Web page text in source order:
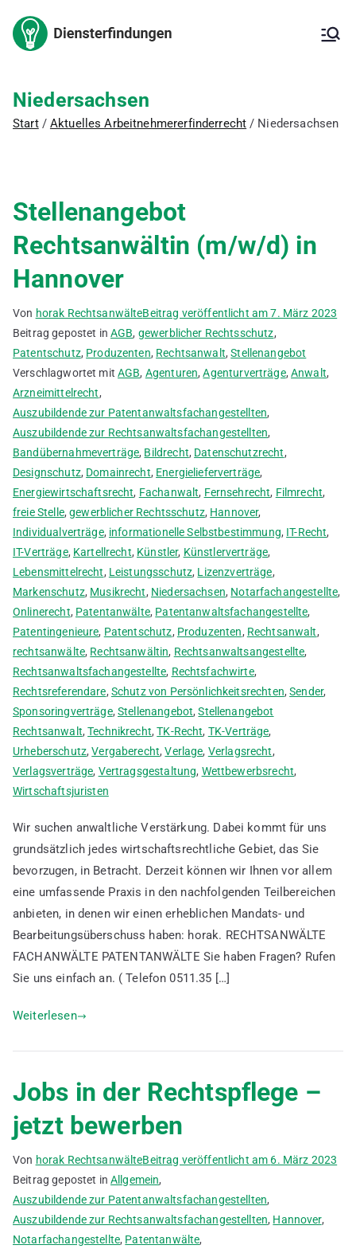
Inhalt
springen
Arbeitnehm
– Kanzlei
Arbeitnehmererfinderrech
Inanspruchnahme der
Vergütung,
Betriebsgeheimnis,
Verbesserungsvorschläge,
europäisches Patent,
internationales Patent,
Gebrauchsmuster
Niedersachsen
Start Aktuelles Arbeitnehmererfinderrecht Niedersachsen
Stellenangebot
Rechtsanwältin (m/w/d) in
Hannover
Von horak RechtsanwälteBeitrag veröffentlicht am7. März 2023
Beitrag gepostet inAGB, gewerblicher Rechtsschutz,
Patentschutz, Produzenten, Rechtsanwalt,Stellenangebot
Verschlagwortet mitAGB, Agenturen,Agenturverträge,Anwalt,
Arzneimittelrecht,
Auszubildende zur Patentanwaltsfachangestellten,
Auszubildende zur Rechtsanwaltsfachangestellten,
Bandübernahmeverträge, Bildrecht, Datenschutzrecht,
Designschutz, Domainrecht, Energielieferverträge,
Energiewirtschaftsrecht, Fachanwalt, Fernsehrecht, Filmrecht,
freie Stelle,gewerblicher Rechtsschutz, Hannover,
Individualverträge, informationelle Selbstbestimmung, IT-Recht,
IT-Verträge, Kartellrecht, Künstler, Künstlerverträge,
Lebensmittelrecht, Leistungsschutz, Lizenzverträge,
Markenschutz, Musikrecht, Niedersachsen, Notarfachangestellte,
Onlinerecht, Patentanwälte, Patentanwaltsfachangestellte,
Patentingenieure, Patentschutz, Produzenten, Rechtsanwalt,
rechtsanwälte, Rechtsanwältin, Rechtsanwaltsangestellte,
Rechtsanwaltsfachangestellte, Rechtsfachwirte,
Rechtsreferendare, Schutz von Persönlichkeitsrechten,Sender,
Sponsoringverträge,Stellenangebot,Stellenangebot
Rechtsanwalt,Technikrecht,TK-Recht, TK-Verträge,
Urheberschutz,Vergaberecht,Verlage, Verlagsrecht,
Verlagsverträge, Vertragsgestaltung, Wettbewerbsrecht,
Wirtschaftsjuristen
Wir suchen anwaltliche Verstärkung. Dabei kommt für uns
grundsätzlich jedes wirtschaftsrechtliche Gebiet, das Sie
bevorzugen, in Betracht. Derzeit können wir Ihnen vor allem
eine umfassende Praxis in den nachfolgenden Teilbereichen
anbieten, in denen wir einen erheblichen Mandats- und
Bearbeitungsüberschuss haben: horak. RECHTSANWÄLTE
FACHANWÄLTE PATENTANWÄLTE Sie haben Fragen? Rufen
Sie uns einfach an. ( Telefon 0511.35 […]
Weiterlesen
Jobs in der Rechtspflege –
jetzt bewerben
Von horak RechtsanwälteBeitrag veröffentlicht am 6. März 2023
Beitrag gepostet inAllgemein,
Auszubildende zur Patentanwaltsfachangestellten,
Auszubildende zur Rechtsanwaltsfachangestellten, Hannover,
Notarfachangestellte, Patentanwälte,